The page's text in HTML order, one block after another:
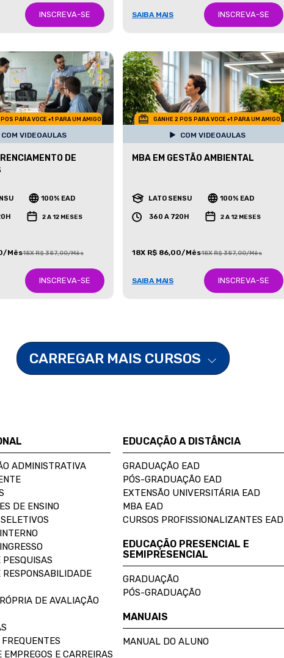
INSCREVA-SE SAIBA MAIS INSCREVA-SE
PARA VOCE +1 PARA UM AMIGO
COM VIDEOAULAS
DE
100% EAD
2 A 12 MESES
Mês18X R$ 387,00/Mês
INSCREVA-SE
GANHE 2 POS PARA VOCE +1 PARA UM AMIGO
COM VIDEOAULAS
MBA EM GESTÃO AMBIENTAL
LATO SENSU 100% EAD
360 A 720H 2 A 12 MESES
18X R$ 86,00/Mês18X R$ 387,00/Mês
SAIBA MAIS INSCREVA-SE
CARREGAR MAIS CURSOS
ADMINISTRATIVA
DE ENSINO
RESPONSABILIDADE
DE AVALIAÇÃO
E CARREIRAS
EDUCAÇÃO A DISTÂNCIA
GRADUAÇÃO EAD
PÓS-GRADUAÇÃO EAD
EXTENSÃO UNIVERSITÁRIA EAD
MBA EAD
CURSOS PROFISSIONALIZANTES EAD
EDUCAÇÃO PRESENCIAL E
SEMIPRESENCIAL
GRADUAÇÃO
PÓS-GRADUAÇÃO
MANUAIS
MANUAL DO ALUNO